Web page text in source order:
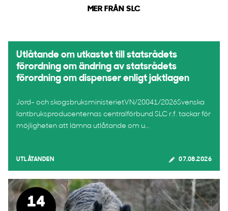
MER FRÅN SLC
Utlåtande om utkastet till statsrådets
förordning om ändring av statsrådets
förordning om dispenser enligt jaktlagen
Jord- och skogsbruksministerietVN/20041/2026Svenska
lantbruksproducenternas centralförbund SLC r.f. tackar för
möjligheten att lämna utlåtande om u...
UTLÅTANDEN 07.08.2026
14